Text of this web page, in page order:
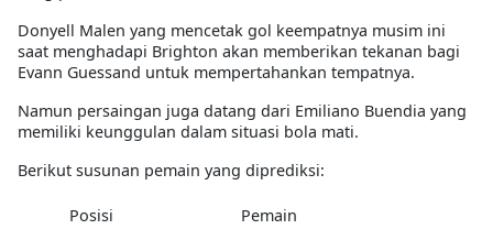
Donyell Malen yang mencetak gol keempatnya musim ini
saat menghadapi Brighton akan memberikan tekanan bagi
Evann Guessand untuk mempertahankan tempatnya.
Namun persaingan juga datang dari Emiliano Buendia yang
memiliki keunggulan dalam situasi bola mati.
Berikut susunan pemain yang diprediksi:
Posisi
Pemain